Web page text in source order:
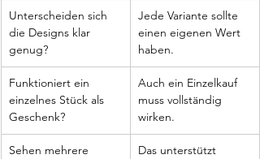
Unterscheiden sich
die Designs klar
genug?
Jede Variante sollte
einen eigenen Wert
haben.
Funktioniert ein
einzelnes Stück als
Geschenk?
Auch ein Einzelkauf
muss vollständig
wirken.
Sehen mehrere
Das unterstützt